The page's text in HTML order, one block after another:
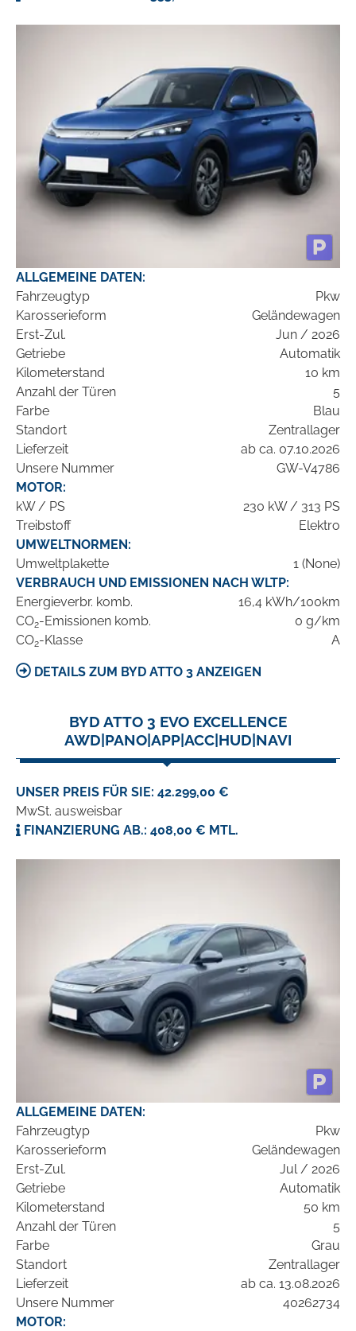
ALLGEMEINE DATEN:
Fahrzeugtyp
Pkw
Karosserieform
Geländewagen
Erst-Zul.
Jun / 2026
Getriebe
Automatik
Kilometerstand
10 km
Anzahl der Türen
5
Farbe
Blau
Standort
Zentrallager
Lieferzeit
ab ca. 07.10.2026
Unsere Nummer
GW-V4786
MOTOR:
kW / PS
230 kW / 313 PS
Treibstoff
Elektro
UMWELTNORMEN:
Umweltplakette
1 (None)
VERBRAUCH UND EMISSIONEN NACH WLTP:
Energieverbr. komb.
16,4 kWh/100km
CO2-Emissionen komb.
0 g/km
CO2-Klasse A
DETAILS ZUM BYD ATTO 3 ANZEIGEN
BYD ATTO 3 EVO EXCELLENCE
AWD|PANO|APP|ACC|HUD|NAVI
UNSER PREIS FÜR SIE: 42.299,00 €
MwSt. ausweisbar
FINANZIERUNG AB.: 408,00 € MTL.
ALLGEMEINE DATEN:
Fahrzeugtyp
Pkw
Karosserieform
Geländewagen
Erst-Zul.
Jul / 2026
Getriebe
Automatik
Kilometerstand
50 km
Anzahl der Türen
5
Farbe
Grau
Standort
Zentrallager
Lieferzeit
ab ca. 13.08.2026
Unsere Nummer
40262734
MOTOR: